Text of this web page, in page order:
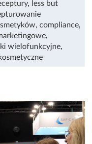
, less but
, compliance,
,
wielofunkcyjne,